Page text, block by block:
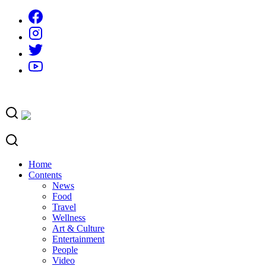
content
Home
Contents
News
Food
Travel
Wellness
Art & Culture
Entertainment
People
Video